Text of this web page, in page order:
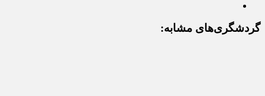
گردشگری‌های مشابه: